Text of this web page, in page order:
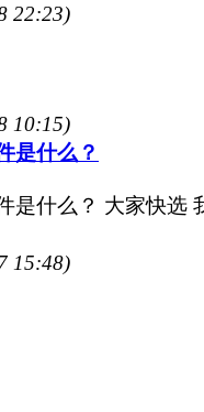
22:23)
10:15)
是什么？
是什么？ 大家快选
15:48)